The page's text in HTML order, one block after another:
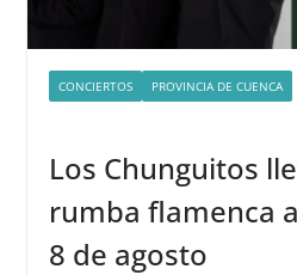
CONCIERTOS
PROVINCIA DE CUENCA
Los Chunguitos
rumba flamenca
8 de agosto